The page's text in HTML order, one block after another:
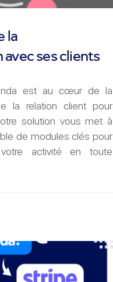
la
ses clients
est au cœur de la
la relation client pour
solution vous met à
de modules clés pour
activité en toute